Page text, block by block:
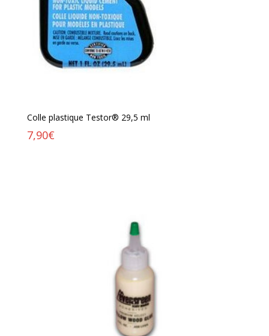
Colle plastique Testor® 29,5 ml
7,90€